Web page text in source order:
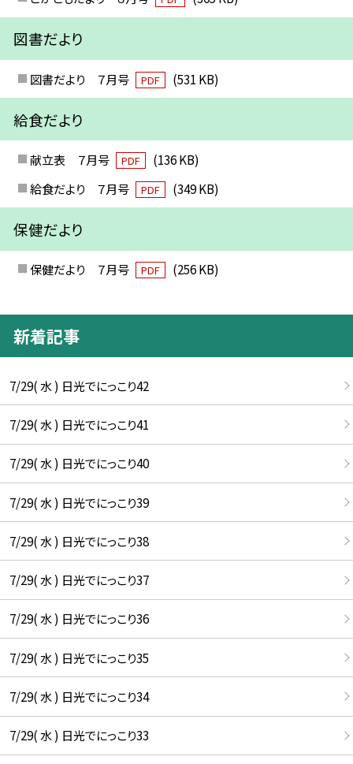
図書だより
図書だより ７月号 PDF (531 KB)
給食だより
献立表 ７月号 PDF
(136 KB)
給食だより ７月号
PDF (349 KB)
保健だより
保健だより ７月号 PDF (256 KB)
新着記事
7/29( 水 ) 日光でにっこり42
7/29( 水 ) 日光でにっこり41
7/29( 水 ) 日光でにっこり40
7/29( 水 ) 日光でにっこり39
7/29( 水 ) 日光でにっこり38
7/29( 水 ) 日光でにっこり37
7/29( 水 ) 日光でにっこり36
7/29( 水 ) 日光でにっこり35
7/29( 水 ) 日光でにっこり34
7/29( 水 ) 日光でにっこり33